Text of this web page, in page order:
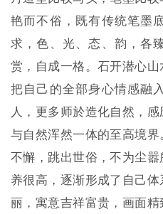
艳而不俗，既有传统笔墨
求，色、光、态、韵，各
赏，自成一格。石开潜心
把自己的全部身心情感融
人，更多师於造化自然，
与自然浑然一体的至高境
不懈，跳出世俗，不为尘
养很高，逐渐形成了自己
丽，寓意吉祥富贵，画面